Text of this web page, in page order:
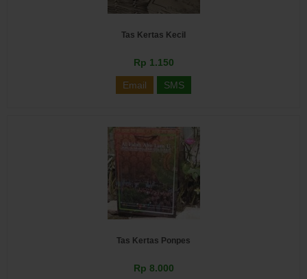
Tas Kertas Kecil
Rp 1.150
Email SMS
Tas Kertas Ponpes
Rp 8.000